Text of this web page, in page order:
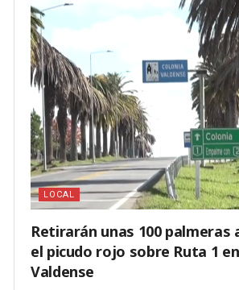
LOCAL
Retirarán unas 100
el picudo rojo sobre Ruta 1
Valdense